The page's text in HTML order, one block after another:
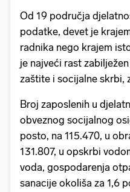
Od 19 područja
podatke, devet je
radnika nego krajem
je najveći rast
zaštite i socijalne skrbi,
Broj zaposlenih u
obveznog socijalnog
posto, na 115.470, u
131.807, u opskrbi
voda, gospodarenja
sanacije okoliša za 1,6